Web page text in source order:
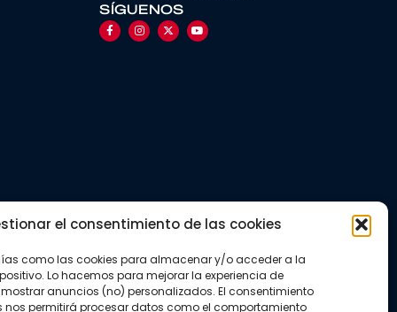
el consentimiento de las cookies
como las cookies para almacenar y/o acceder a la
Lo hacemos para mejorar la experiencia de
anuncios (no) personalizados. El consentimiento
permitirá procesar datos como el comportamiento
SÍGUENOS